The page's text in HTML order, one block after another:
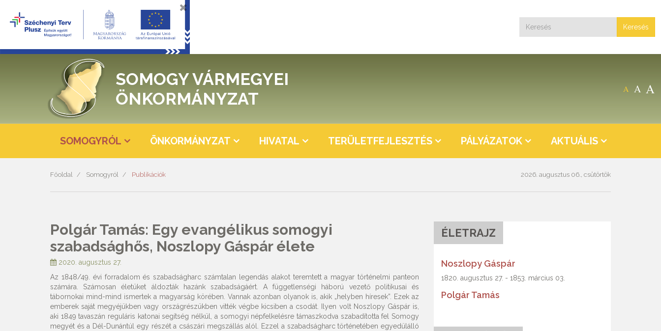
Keresés
A A A
SOMOGY VÁRMEGYEI
ÖNKORMÁNYZAT
SOMOGYRÓL ÖNKORMÁNYZAT HIVATAL TERÜLETFEJLESZTÉS PÁLYÁZATOK AKTUÁLIS
Főoldal Somogyról Publikációk 2026. augusztus 06., csütörtök
Polgár Tamás: Egy evangélikus somogyi
szabadsághős, Noszlopy Gáspár élete
2020. augusztus 27.
Az 1848/49. évi forradalom és szabadságharc számtalan legendás alakot teremtett a magyar történelmi panteon
számára. Számosan életüket áldozták hazánk szabadságáért. A függetlenségi háború vezető politikusai és
tábornokai mind-mind ismertek a magyarság körében. Vannak azonban olyanok is, akik „helyben híresek”. Ezek az
emberek saját megyéjükben vagy országrészükben vitték végbe kicsiben a csodát. Ilyen volt Noszlopy Gáspár is,
aki 1849 tavaszán reguláris katonai segítség nélkül, a somogyi népfelkelésre támaszkodva szabadította fel Somogy
megyét és a Dél-Dunántúl egy részét a császári megszállás alól. Ezzel a szabadságharc történetében egyedülálló
ÉLETRAJZ
Noszlopy Gáspár
1820. augusztus 27. - 1853. március 03.
Polgár Tamás